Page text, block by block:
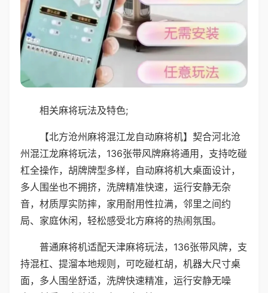
相关麻将玩法及特色;
【北方沧州麻将混江龙自动麻将机】契合河北沧
州混江龙麻将玩法，136张带风牌麻将通用，支持吃碰
杠全操作，胡牌牌型多样，自动麻将机大桌面设计，
多人围坐也不拥挤，洗牌精准快速，运行安静无杂
音，材质厚实防摔，家用耐用性拉满，邻里之间约
局、家庭休闲，轻松感受北方麻将的热闹氛围。
普通麻将机适配天津麻将玩法，136张带风牌，支
持混杠、提溜本地规则，可吃碰杠胡，机器大尺寸桌
面，多人围坐舒适，洗牌快速精准，运行安静无噪